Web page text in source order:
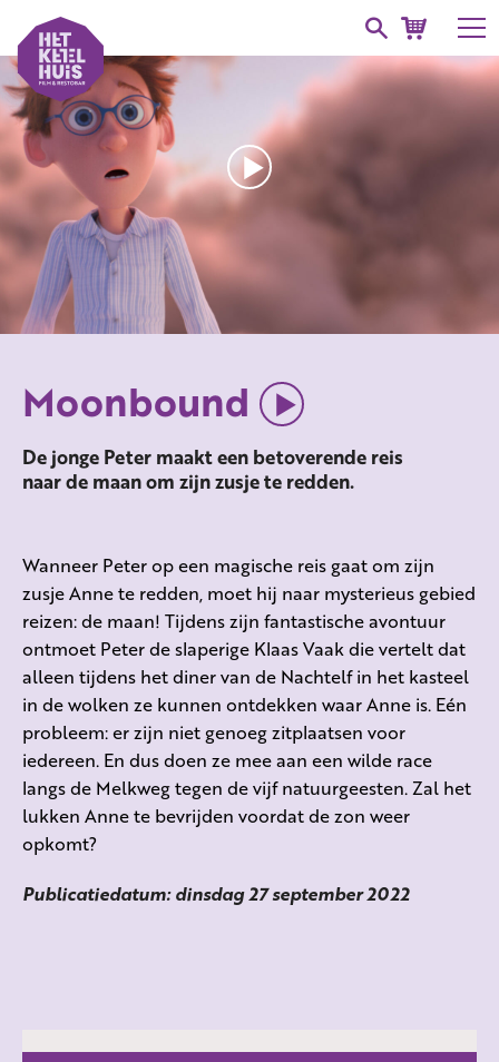
Moonbound
De jonge Peter maakt een betoverende reis
naar de maan om zijn zusje te redden.
Wanneer Peter op een magische reis gaat om zijn
zusje Anne te redden, moet hij naar mysterieus gebied
reizen: de maan! Tijdens zijn fantastische avontuur
ontmoet Peter de slaperige Klaas Vaak die vertelt dat
alleen tijdens het diner van de Nachtelf in het kasteel
in de wolken ze kunnen ontdekken waar Anne is. Eén
probleem: er zijn niet genoeg zitplaatsen voor
iedereen. En dus doen ze mee aan een wilde race
langs de Melkweg tegen de vijf natuurgeesten. Zal het
lukken Anne te bevrijden voordat de zon weer
opkomt?
Publicatiedatum: dinsdag 27 september 2022